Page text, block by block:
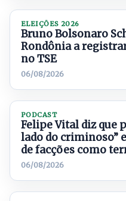
ELEIÇÕES 2026
Bruno Bolsonaro
Rondônia a
no TSE
06/08/2026
PODCAST
Felipe Vital diz que
lado do criminoso”
de facções como
06/08/2026